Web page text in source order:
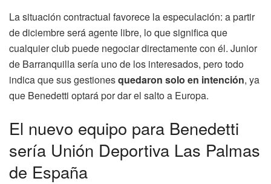
La situación contractual favorece la especulación: a partir
de diciembre será agente libre, lo que significa que
cualquier club puede negociar directamente con él. Junior
de Barranquilla sería uno de los interesados, pero todo
indica que sus gestionesquedaron solo en intención, ya
que Benedetti optará por dar el salto a Europa.
El nuevo equipo para Benedetti
sería Unión Deportiva Las Palmas
de España